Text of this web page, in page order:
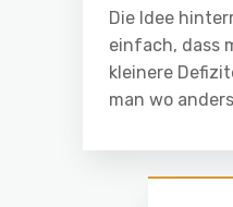
Die Idee
einfach, dass
kleinere
man wo